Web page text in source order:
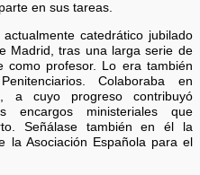
en sus tareas.
catedrático jubilado
Madrid, tras una larga serie de
como profesor. Lo era también
Colaboraba en
a cuyo progreso contribuyó
encargos ministeriales que
Señálase también en él la
la Asociación Española para el